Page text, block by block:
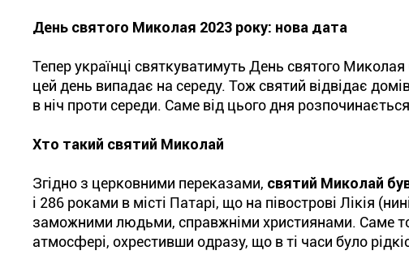
День святого Миколая 2023 року: нова дата
Тепер українці святкуватимуть День святого
цей день випадає на середу. Тож святий відвідає
в ніч проти середи. Саме від цього дня
Хто такий святий Миколай
Згідно з церковними переказами, святий Миколай
і 286 роками в місті Патарі, що на півострові Лікія
заможними людьми, справжніми християнами. Саме
атмосфері, охрестивши одразу, що в ті часи було